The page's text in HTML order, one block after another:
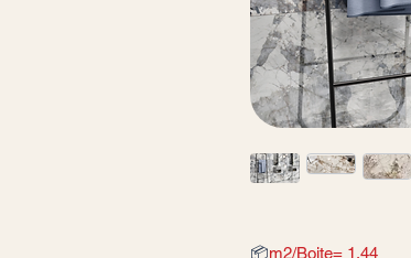
📦m2/Boite= 1,44